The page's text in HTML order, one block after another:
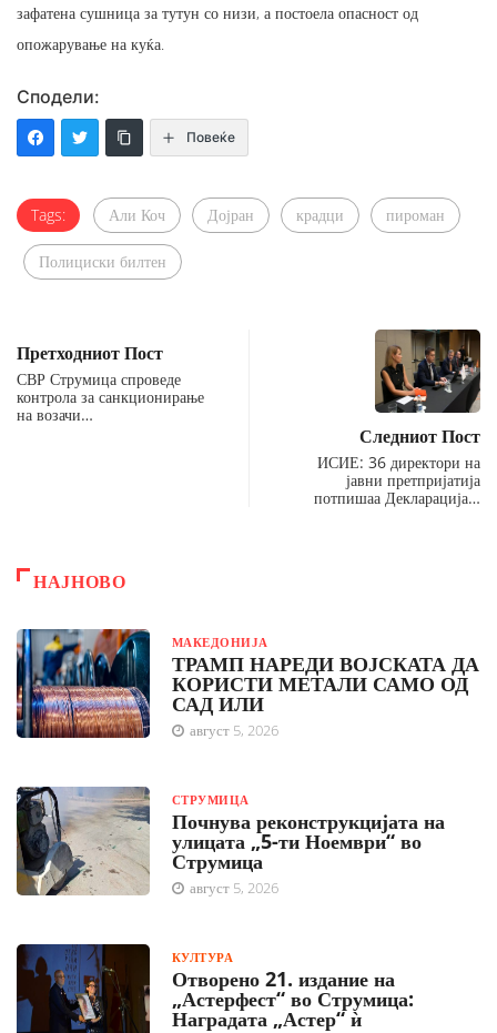
зафатена сушница за тутун со низи, а постоела опасност од
опожарување на куќа.
Сподели:
Повеќе
Tags: Али Коч Дојран крадци пироман
Полициски билтен
Претходниот Пост
СВР Струмица спроведе
контрола за санкционирање
на возачи…
Следниот Пост
ИСИЕ: 36 директори на
јавни претпријатија
потпишаа Декларација…
НАЈНОВО
МАКЕДОНИЈА
ТРАМП НАРЕДИ ВОЈСКАТА ДА
КОРИСТИ МЕТАЛИ САМО ОД
САД ИЛИ
август 5, 2026
СТРУМИЦА
Почнува реконструкцијата на
улицата „5-ти Ноември“ во
Струмица
август 5, 2026
КУЛТУРА
Отворено 21. издание на
„Астерфест“ во Струмица:
Наградата „Астер“ ѝ